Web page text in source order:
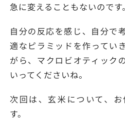
急に変えることもないのです。
自分の反応を感じ、自分で
適なピラミッドを作ってい
がら、マクロビオティック
いってくださいね。
次回は、玄米について、
す。